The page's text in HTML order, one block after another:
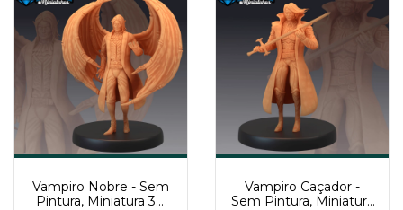
Vampiro Nobre - Sem
Pintura, Miniatura 3D
Vampiro Caçador -
Sem Pintura, Miniatura